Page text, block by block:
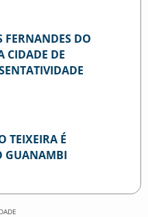
FERNANDES DO
CIDADE DE
TEIXEIRA É
GUANAMBI